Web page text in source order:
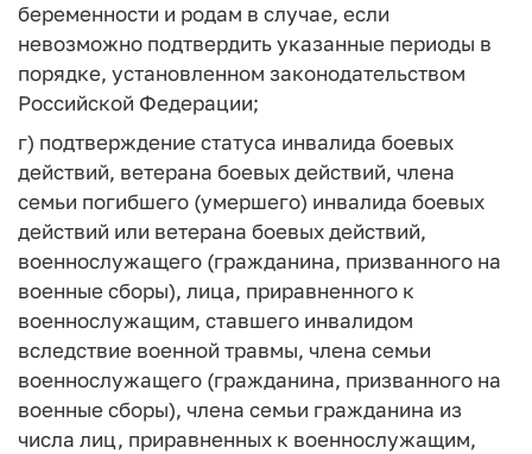
беременности и родам в случае, если
невозможно подтвердить указанные периоды в
порядке, установленном законодательством
Российской Федерации;
г) подтверждение статуса инвалида боевых
действий, ветерана боевых действий, члена
семьи погибшего (умершего) инвалида боевых
действий или ветерана боевых действий,
военнослужащего (гражданина, призванного на
военные сборы), лица, приравненного к
военнослужащим, ставшего инвалидом
вследствие военной травмы, члена семьи
военнослужащего (гражданина, призванного на
военные сборы), члена семьи гражданина из
числа лиц, приравненных к военнослужащим,